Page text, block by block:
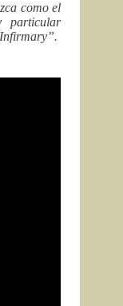
como el
particular